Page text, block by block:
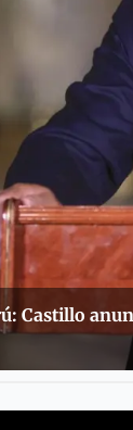
Castillo